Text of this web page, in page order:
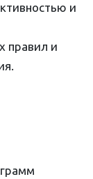
и
правил и